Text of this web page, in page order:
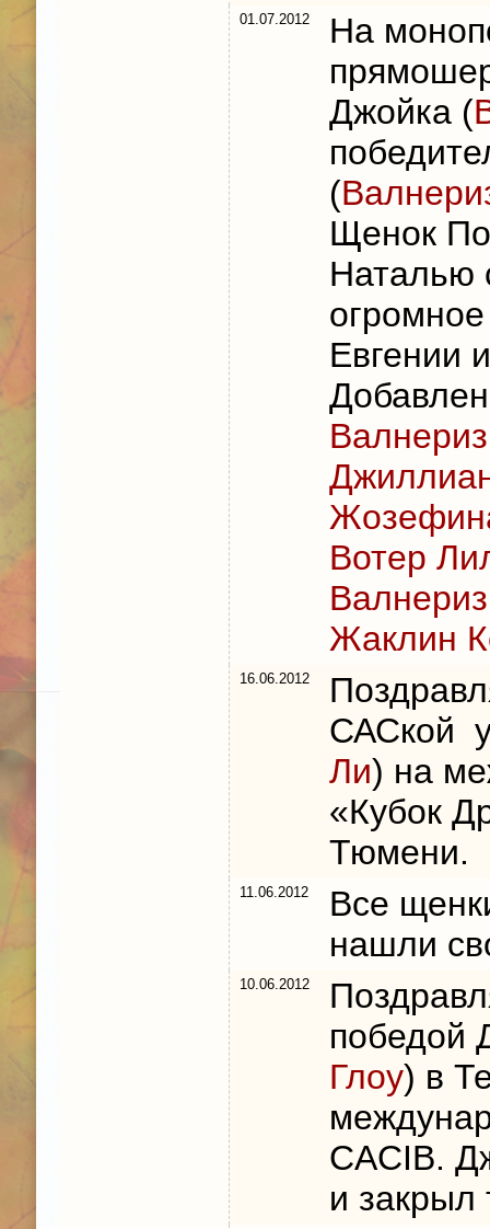
01.07.2012
На
Джойка (
(
Щенок
Наталью
Евгении
Вотер
Жаклин
16.06.2012
САСкой
Ли) на
«Кубок
Тюмени.
11.06.2012
Все
нашли
10.06.2012
победой
Глоу) в
CACIB.
и закрыл